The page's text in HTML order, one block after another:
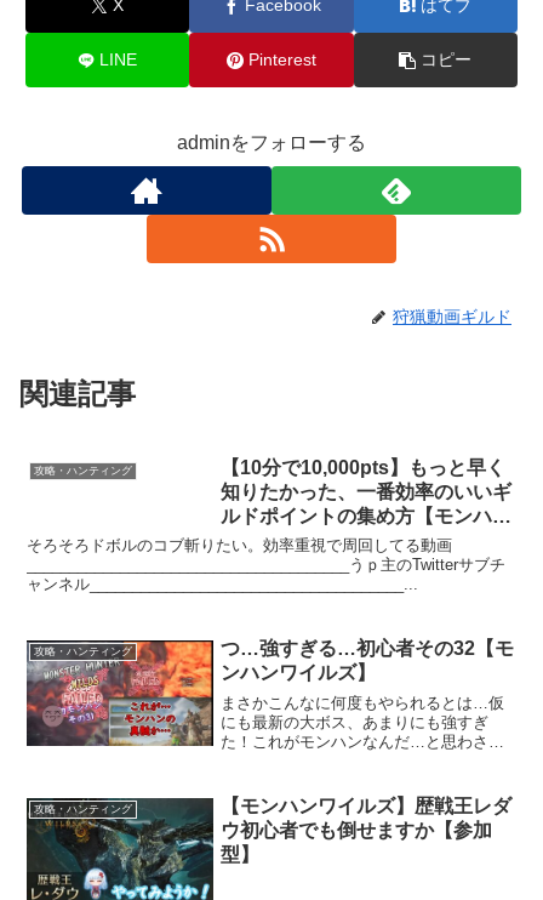
X Facebook はてブ
LINE Pinterest コピー
adminをフォローする
狩猟動画ギルド
関連記事
攻略・ハンティング
【10分で10,000pts】もっと早く
知りたかった、一番効率のいいギ
ルドポイントの集め方【モンハン
ワイルズ】
そろそろドボルのコブ斬りたい。効率重視で周回してる動画
______________________________________うｐ主のTwitterサブチ
ャンネル_____________________________________...
攻略・ハンティング
つ…強すぎる…初心者その32【モ
ンハンワイルズ】
まさかこんなに何度もやられるとは…仮
にも最新の大ボス、あまりにも強すぎ
た！これがモンハンなんだ…と思わされ
攻略・ハンティング
【モンハンワイルズ】歴戦王レダ
ウ初心者でも倒せますか【参加
型】